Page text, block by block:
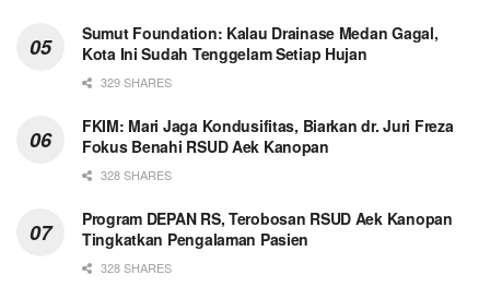
Sumut Foundation: Kalau Drainase Medan Gagal,
Kota Ini Sudah Tenggelam Setiap Hujan
329 SHARES
FKIM: Mari Jaga Kondusifitas, Biarkan dr. Juri Freza
Fokus Benahi RSUD Aek Kanopan
328 SHARES
Program DEPAN RS, Terobosan RSUD Aek Kanopan
Tingkatkan Pengalaman Pasien
328 SHARES